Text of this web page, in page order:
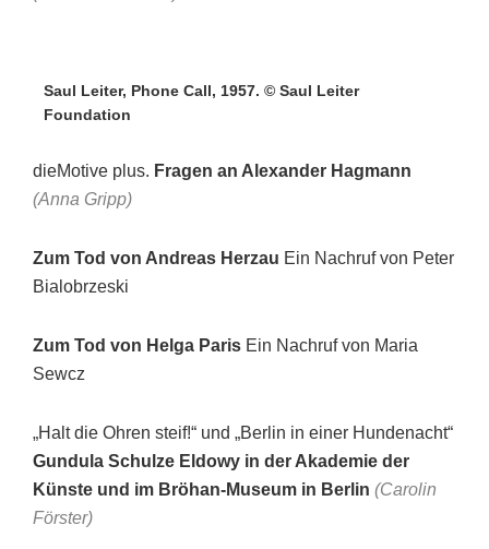
Saul Leiter, Phone Call, 1957. © Saul Leiter
Foundation
dieMotive plus. Fragen an Alexander Hagmann
(Anna Gripp)
Zum Tod von Andreas Herzau Ein Nachruf von Peter
Bialobrzeski
Zum Tod von Helga Paris Ein Nachruf von Maria
Sewcz
„Halt die Ohren steif!“ und „Berlin in einer Hundenacht“
Gundula Schulze Eldowy in der Akademie der
Künste und im Bröhan-Museum in Berlin (Carolin
Förster)